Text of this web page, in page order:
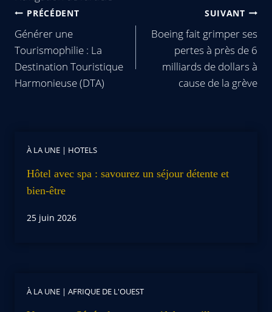
PRÉCÉDENT
Générer une
Tourismophilie : La
Destination Touristique
Harmonieuse (DTA)
SUIVANT
Boeing fait grimper ses
pertes à près de 6
milliards de dollars à
cause de la grève
À LA UNE | HOTELS
Hôtel avec spa : savourez un séjour détente et
bien-être
25 juin 2026
À LA UNE | AFRIQUE DE L'OUEST